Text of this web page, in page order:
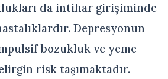
da intihar girişiminde
Depresyonun
bozukluk ve yeme
risk taşımaktadır.